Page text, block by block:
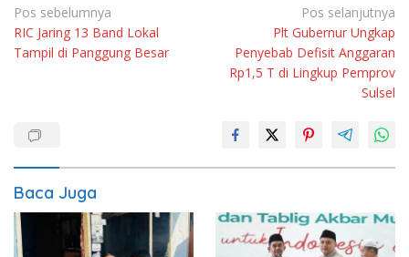
Navigasi
pos
Pos sebelumnya
RIC Jaring 13 Band Lokal
Tampil di Panggung Besar
Pos selanjutnya
Plt Gubernur Ungkap
Penyebab Defisit Anggaran
Rp1,5 T di Lingkup Pemprov
Sulsel
Baca Juga